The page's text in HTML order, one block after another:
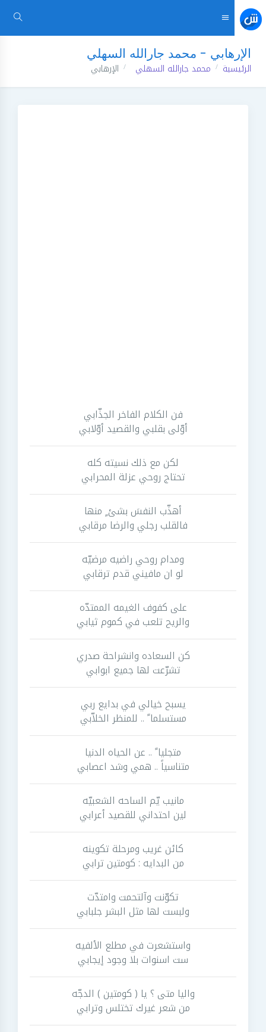
الإرهابي - محمد جارالله السهلي
الرئيسية محمد جارالله السهلي الإرهابي
فن الكلام الفاخر الجذّابي
أوّلى بقلبي والقصيد أوّلابي
لكن مع ذلك نسيته كله
تحتاج روحي عزلة المحرابي
أهذّب النفسَ بشئ ٍ منها
فالقلب رجلي والرضا مرقابي
ومدام روحي راضيه مرضيّه
لو ان مافيني قدم ترقابي
على كفوف الغيمه الممتدّه
والريح تلعب في كموم ثيابي
كن السعاده وانشراحة صدري
تشرّعت لها جميع ابوابي
يسبح خيالي في بدايع ربي
مستسلما ً .. للمنظر الخلاّبي
متجليا ً .. عن الحياه الدنيا
متناسياً .. همي وشد اعصابي
مانيب يّم الساحه الشعبيّه
لين احتداني للقصيد أعرابي
كائن غريب ومرحلة تكوينه
من البدايه : كومتين ترابي
تكوّنت وآلتحمت وامتدّت
ولبست لها مثل البشر جلبابي
واستشعرت في مطلع الألفيه
ست اسنوات بلا وجود إيجابي
واليا متى ؟ يا ( كومتين ) الدجّه
من شعر غيرك تختلس وترابي